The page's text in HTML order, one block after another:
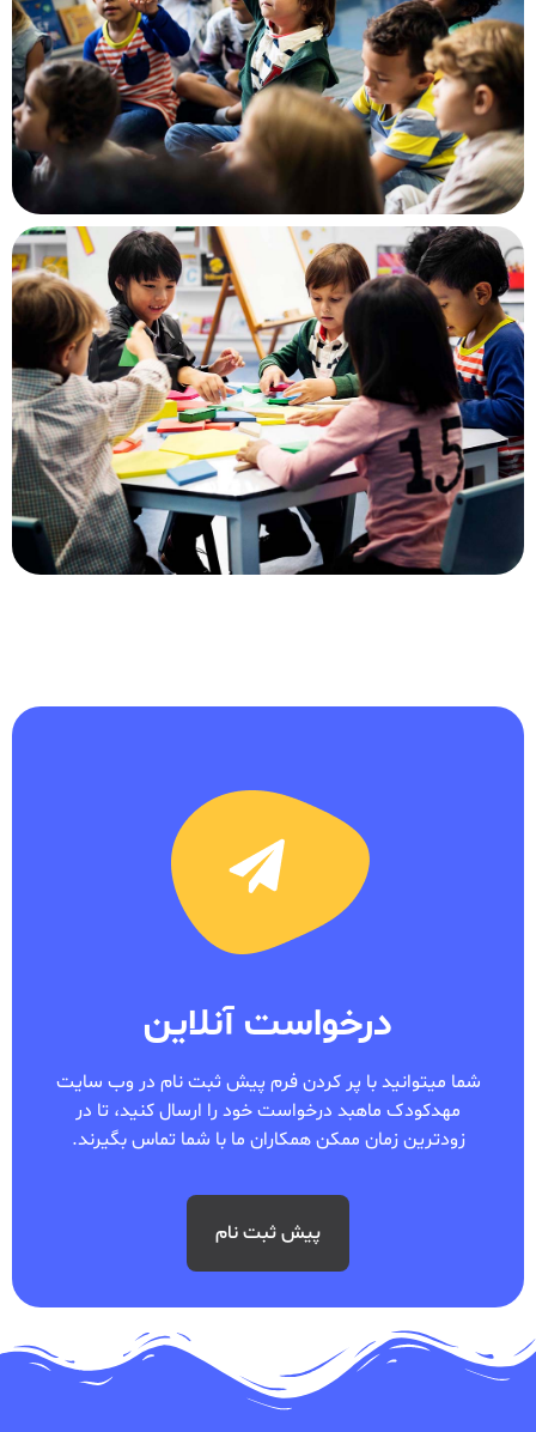
درخواست آنلاین
شما میتوانید با پر کردن فرم پیش ثبت نام در وب سایت
مهدکودک ماهبد درخواست خود را ارسال کنید، تا در
زودترین زمان ممکن همکاران ما با شما تماس بگیرند.
پیش ثبت نام